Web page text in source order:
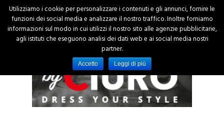
Utilizziamo i cookie per personalizzare i contenuti e gli annunci, fornire le
funzioni dei social media e analizzare il nostro traffico. Inoltre forniamo
informazioni sul modo in cui utilizzi il nostro sito alle agenzie pubblicitarie,
agli istituti che eseguono analisi dei dati web e ai social media nostri
partner.
Accetto Leggi di più